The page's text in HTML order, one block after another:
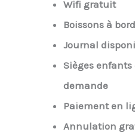
Wifi gratuit
Boissons à bord
Journal
Sièges
demande
Paiement en
Annulation